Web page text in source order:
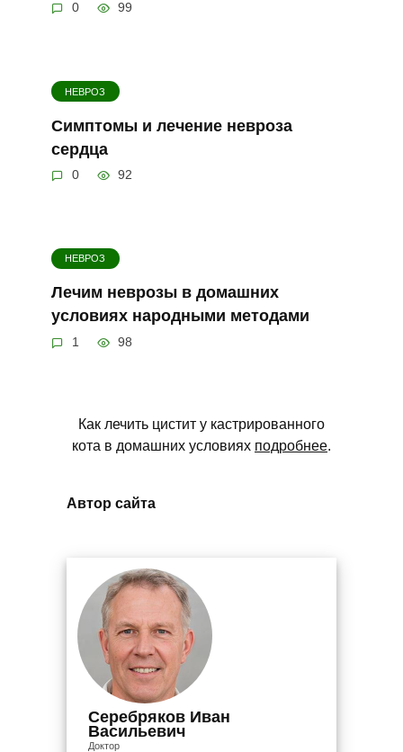
0 99
НЕВРОЗ
Симптомы и лечение невроза
сердца
0 92
НЕВРОЗ
Лечим неврозы в домашних
условиях народными методами
1 98
Как лечить цистит у кастрированного
кота в домашних условиях подробнее.
Автор сайта
Серебряков Иван
Васильевич
Доктор